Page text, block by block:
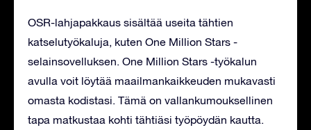
OSR-lahjapakkaus sisältää useita tähtien
katselutyökaluja, kuten One Million Stars -
selainsovelluksen. One Million Stars -työkalun
avulla voit löytää maailmankaikkeuden mukavasti
omasta kodistasi. Tämä on vallankumouksellinen
tapa matkustaa kohti tähtiäsi työpöydän kautta.